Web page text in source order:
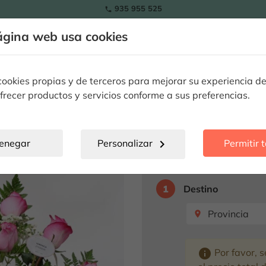
web usa cookies
propias y de terceros para mejorar su experiencia
productos y servicios conforme a sus preferencias.
Personalizar chevron_right Permitir
 935 955 525
Tulipanes Flores Plantas
Seleccione
1 Destino
place Provincia
info Por favor,